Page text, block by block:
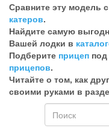
говорит
о
том,
что
Вы
хотите
ненужный
комментарий
Сравните эту модель
катеров.
Найдите самую
Вашей лодки в
Подберите прицеп
прицепов.
Читайте о том, как
своими руками в
Форма
поиска